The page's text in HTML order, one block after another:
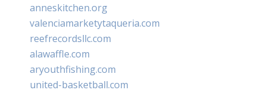
anneskitchen.org
valenciamarketytaqueria.com
reefrecordsllc.com
alawaffle.com
aryouthfishing.com
united-basketball.com